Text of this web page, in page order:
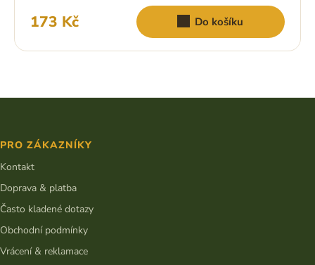
173 Kč Do košíku
a
t
í
PRO ZÁKAZNÍKY
Kontakt
Doprava & platba
Často kladené dotazy
Obchodní podmínky
Vrácení & reklamace